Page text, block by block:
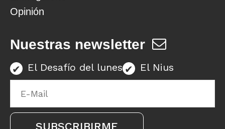
Opinión
Nuestras newsletter
El Desafío del lunes El Nius